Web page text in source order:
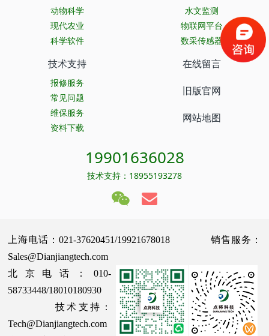
动物科学
现代农业
科学软件
水文监测
物联网平台
数采传感器
技术支持
报修服务
常见问题
维保服务
资料下载
在线留言
旧版官网
网站地图
19901636028
技术支持：18955193278
上海电话：021-37620451/19921678018 销售服务：
Sales@Dianjiangtech.com
北京电话：010-
58733448/18010180930
技术支持：
Tech@Dianjiangtech.com